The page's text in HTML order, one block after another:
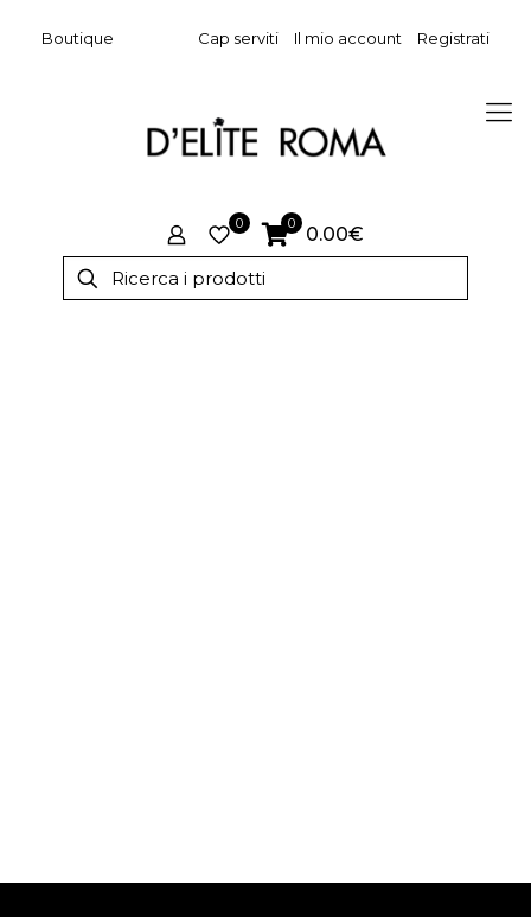
Boutique Cap serviti Il mio account Registrati
0 0 0.00€